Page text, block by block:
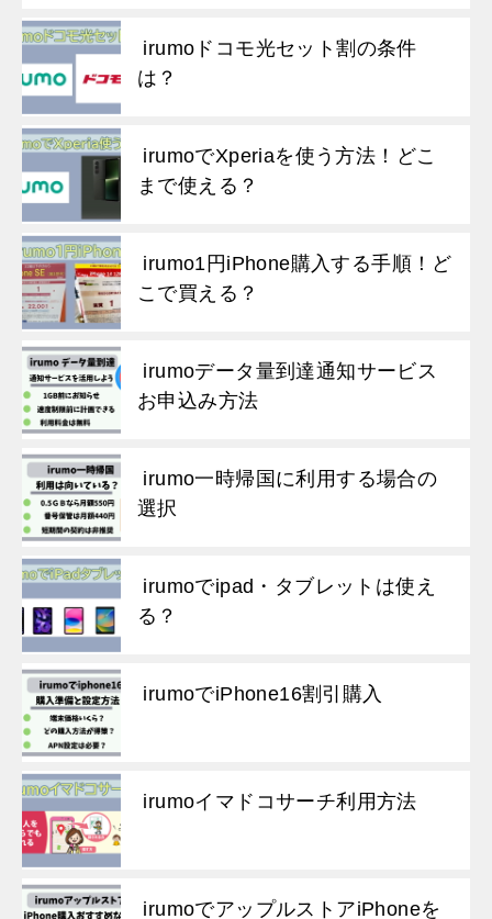
irumoドコモ光セット割の条件
は？
irumoでXperiaを使う方法！どこ
まで使える？
irumo1円iPhone購入する手順！ど
こで買える？
irumoデータ量到達通知サービス
お申込み方法
irumo一時帰国に利用する場合の
選択
irumoでipad・タブレットは使え
る？
irumoでiPhone16割引購入
irumoイマドコサーチ利用方法
irumoでアップルストアiPhoneを